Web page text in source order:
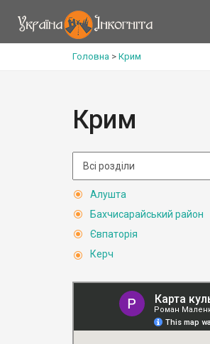
Головна > Крим
Крим
Алушта
Бахчисарайський район
Євпаторія
Керч